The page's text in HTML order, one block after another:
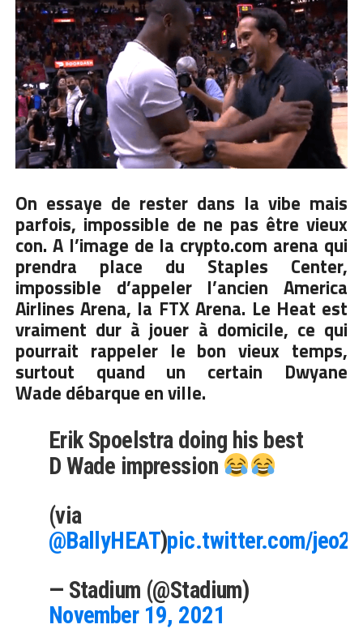
On essaye de rester dans la vibe mais
parfois, impossible de ne pas être vieux
con. A l’image de la crypto.com arena qui
prendra place du Staples Center,
impossible d’appeler l’ancien America
Airlines Arena, la FTX Arena. Le Heat est
vraiment dur à jouer à domicile, ce qui
pourrait rappeler le bon vieux temps,
surtout quand un certain Dwyane
Wade débarque en ville.
Erik Spoelstra doing his best
D Wade impression
(via
@BallyHEAT)pic.twitter.com/
— Stadium (@Stadium)
November 19, 2021